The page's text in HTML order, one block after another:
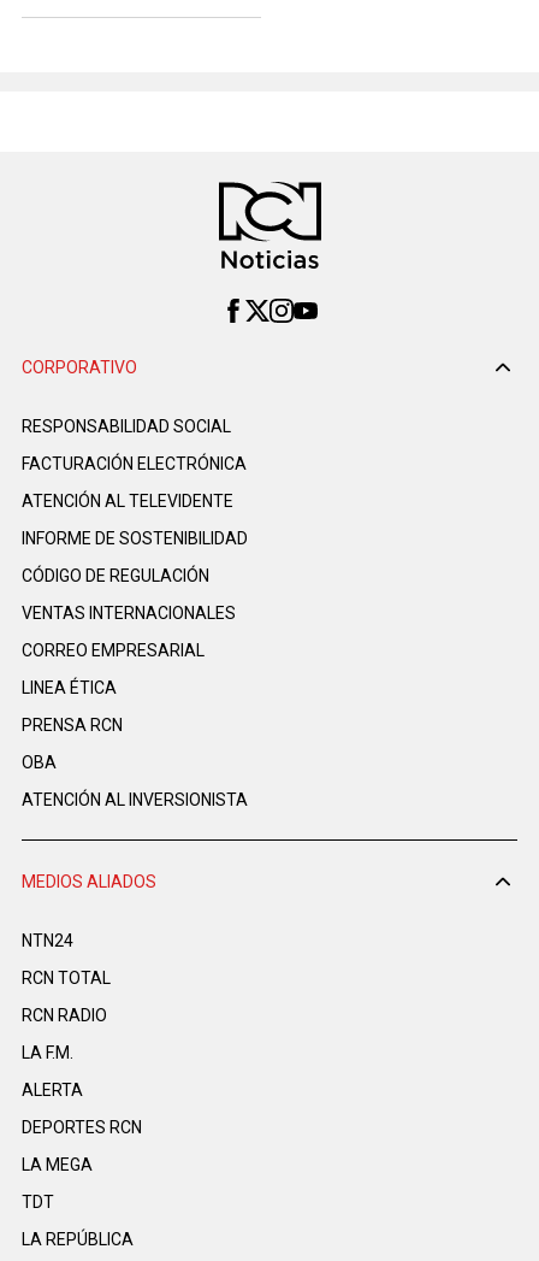
CORPORATIVO
RESPONSABILIDAD SOCIAL
FACTURACIÓN ELECTRÓNICA
ATENCIÓN AL TELEVIDENTE
INFORME DE SOSTENIBILIDAD
CÓDIGO DE REGULACIÓN
VENTAS INTERNACIONALES
CORREO EMPRESARIAL
LINEA ÉTICA
PRENSA RCN
OBA
ATENCIÓN AL INVERSIONISTA
MEDIOS ALIADOS
NTN24
RCN TOTAL
RCN RADIO
LA F.M.
ALERTA
DEPORTES RCN
LA MEGA
TDT
LA REPÚBLICA